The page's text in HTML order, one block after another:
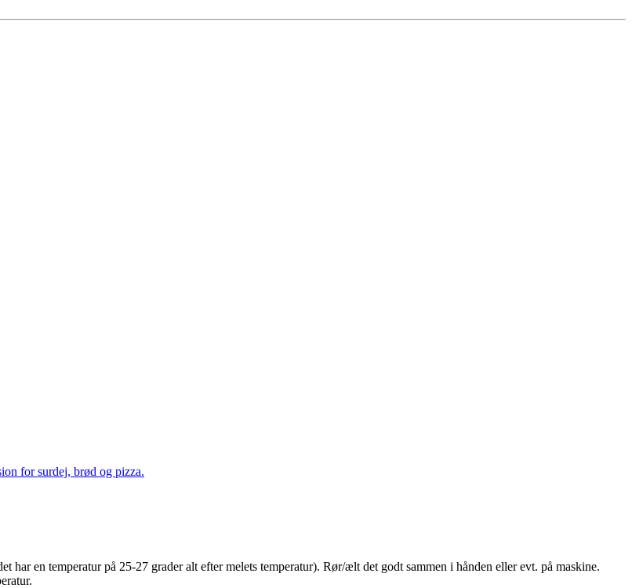
for surdej, brød og pizza.
en temperatur på 25-27 grader alt efter melets temperatur). Rør/ælt det godt sammen i hånden eller evt. på maskine.